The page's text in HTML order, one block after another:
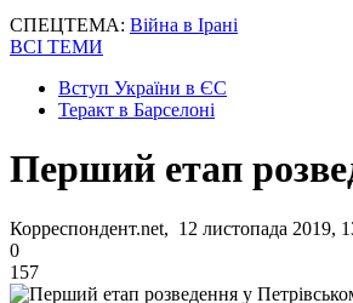
СПЕЦТЕМА: Війна в Ірані
ВСІ ТЕМИ
Вступ України в ЄС
Теракт в Барселоні
Перший етап
Корреспондент.net, 12 листопада 2019,
0
157